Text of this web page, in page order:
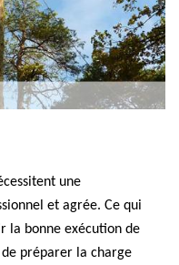
une
et agrée. Ce qui
la bonne exécution de
préparer la charge